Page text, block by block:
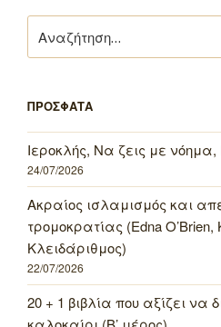
για:
ΠΡΟΣΦΑΤΑ
Ιεροκλής, Να ζεις με
24/07/2026
Ακραίος ισλαμισμός και
τρομοκρατίας (Edna O’Brien,
Κλειδάριθμος)
22/07/2026
20 + 1 βιβλία που αξίζει να